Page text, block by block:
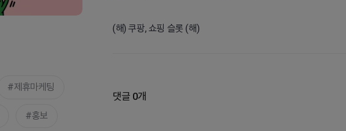
제휴마케팅
홍보
(해) 쿠팡, 쇼핑 슬롯 (해)
댓글 0개